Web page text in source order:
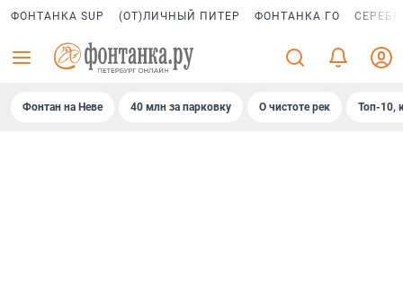
ФОНТАНКА SUP (ОТ)ЛИЧНЫЙ ПИТЕР ФОНТАНКА ГО
Фонтан на Неве 40 млн за парковку О чистоте рек Топ-10,